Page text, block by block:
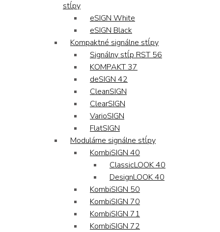
stĺpy
eSIGN White
eSIGN Black
Kompaktné signálne stĺpy
Signálny stĺp RST 56
KOMPAKT 37
deSIGN 42
CleanSIGN
ClearSIGN
VarioSIGN
FlatSIGN
Modulárne signálne stĺpy
KombiSIGN 40
ClassicLOOK 40
DesignLOOK 40
KombiSIGN 50
KombiSIGN 70
KombiSIGN 71
KombiSIGN 72